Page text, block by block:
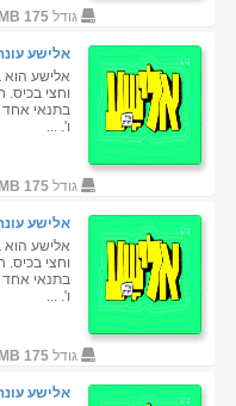
גודל175 MB
אלישע עונה 1 - פרק
וחצי בכיס.
בתנאי אחד
ו'. ...
גודל175 MB
אלישע עונה 1 - פרק
וחצי בכיס.
בתנאי אחד
ו'. ...
גודל175 MB
אלישע עונה 1 - פרק